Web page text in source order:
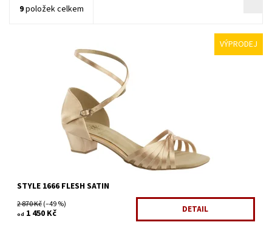
9položek celkem
VÝPRODEJ
Skladem 1 ks
Supadance
2 roky
STYLE 1666 FLESH SATIN
2 870 Kč(–49 %)
od 1 450 Kč DETAIL